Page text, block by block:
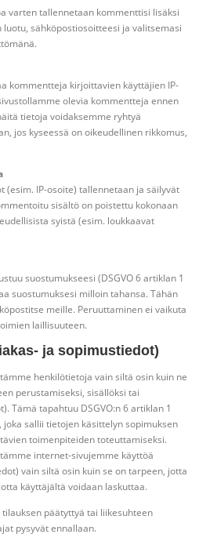
varten tallennetaan kommenttisi lisäksi
sähköpostiosoitteesi ja valitsemasi
kommentteja kirjoittavien käyttäjien IP-
olevia kommentteja ennen
tietoja voidaksemme ryhtyä
jos kyseessä on oikeudellinen rikkomus,
(esim. IP-osoite) tallennetaan ja säilyvät
sisältö on poistettu kokonaan
syistä (esim. loukkaavat
suostumukseesi (DSGVO 6 artiklan 1
suostumuksesi milloin tahansa. Tähän
meille. Peruuttaminen ei vaikuta
laillisuuteen.
ja sopimustiedot)
henkilötietoja vain siltä osin kuin ne
perustamiseksi, sisällöksi tai
Tämä tapahtuu DSGVO:n 6 artiklan 1
sallii tietojen käsittelyn sopimuksen
toimenpiteiden toteuttamiseksi.
internet-sivujemme käyttöä
vain siltä osin kuin se on tarpeen, jotta
käyttäjältä voidaan laskuttaa.
päätyttyä tai liikesuhteen
pysyvät ennallaan.